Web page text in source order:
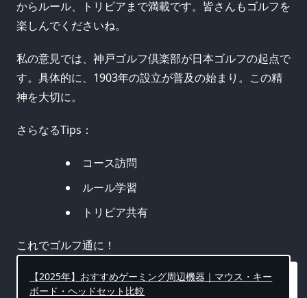
からルール、トリビアまで満載です。皆さんもゴルフを
楽しんでくださいね。
私の意見では、神戸ゴルフ倶楽部が日本ゴルフの起点で
す。具体的に、1903年の設立が普及の始まり。この精
神を大切に。
さらなるTips：
コース訪問
ルール学習
トリビア共有
これでゴルフ通に！
【2025年】おすすめゲーミング周辺機器｜マウス・キー
ボード・ヘッドセット比較